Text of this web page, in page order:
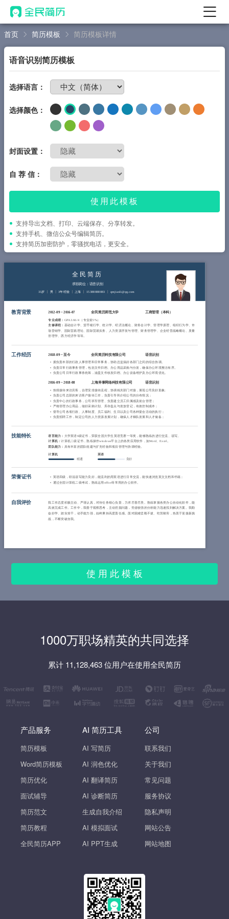
首页
AI 简历工具
AI 优化简历
AI 翻译简历
AI 诊断简历
AI 模拟面试
面试自我介绍
简历教程
登录 / 注册
首页 简历模板 简历模板详情
语音识别简历模板
选择语言：
选择颜色：
封面设置：
自 荐 信：
使用此模板
支持导出文档、打印、云端保存、分享转发。
支持手机、微信公众号编辑简历。
支持简历加密防护，零骚扰电话，更安全。
全民简历
求职岗位：语音识别
33岁 男 3年经验 上海 15388888883 qmjianli@qq.com
教育背景 2012-09~2016-07 全民简历师范大学
工商管理（本科）
专业成绩： GPA 3.66/4 （专业前5%）
主修课程： 基础会计学、货币银行学、统计学、经济法概论、财务会计学、管理学原理、组织行为学、市
场营销学、国际贸易理论、国际贸易实务、人力资源开发与管理、财务管理学、企业经营战略概论、质量
管理学、西方经济学等等。
工作经历 2018-09~至今 全民简历科技有限公司
语音识别
拥负责本部的行政人事管理和日常事务，协助总监搞好各部门之间的综合协调。
负责日常行政事务管理，包括文件归档、办公用品采购与分发，确保办公环境整洁有序。
负责公司日常行政事务统筹，涵盖文件收发归档、办公设备维护及办公环境优化。
2016-09~2018-08 上海斧掌网络科技有限公司 语音识别
热情接待来访宾客，合理安排接待流程，协调相关部门对接，展现公司良好形象;
负责公司总部的来访客户接待工作，负责引导和介绍公司的分布情况；
负责中心的行政事务，公司班车管理、负责建立员工归属感及前台管理；
严格管理办公用品，做好采购计划、库存盘点与发放登记，有效控制成本；
督导公司各项行政、人事制度、员工福利、生日以及公司各种宴会活动的执行；
负责招聘工作，制定公司的人力资源发展计划，确保人才梯队发展和人才储备；
技能特长 语言能力： 大学英语6级证书，荣获全国大学生英语竞赛一等奖，能够熟练的进行交流、读写。
计算机：计算机二级证书，熟练操作windows平台上的各类应用软件，如Word、Excel。
团队能力： 具有丰富的团队组建与扩充经验和项目管理与协调经验。
计算机
精通
英语
良好
荣誉证书 英语四级，听说读写能力良好，能流利的用英语进行日常交流，能快速浏览英文文档和书籍；
通过全国计算机二级考试，熟练运用office等常用的办公软件。
自我评价
我工作态度积极主动、严谨认真，对待任务细心负责，力求尽善尽美。熟练掌握各类办公自动化软件，能
高效完成工作。工作中，我善于观察思考，主动挖掘问题，凭借较强的分析能力迅速找到解决方案。我勤
奋好学、踏实肯干，动手能力强，始终秉持高度责任感。面对困难坚毅不拔、吃苦耐劳，热衷于迎接新挑
战，不断突破自我。
使 用 此 模 板
1000万职场精英的共同选择
累计 11,128,463 位用户在使用全民简历
产品服务
简历模板
Word简历模板
简历优化
面试辅导
简历范文
简历教程
全民简历APP
AI 简历工具
AI 写简历
AI 润色优化
AI 翻译简历
AI 诊断简历
生成自我介绍
AI 模拟面试
AI PPT生成
公司
联系我们
关于我们
常见问题
服务协议
隐私声明
网站公告
网站地图